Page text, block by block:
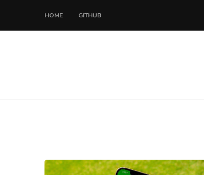
HOME GITHUB